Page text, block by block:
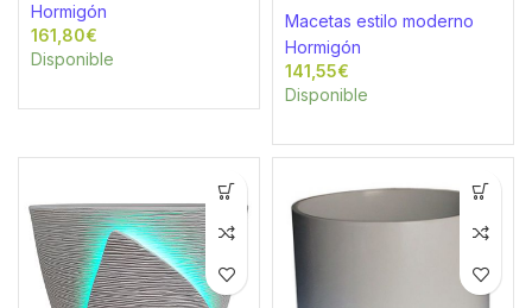
Hormigón
€
Disponible
Macetas estilo moderno
Hormigón
€
Disponible